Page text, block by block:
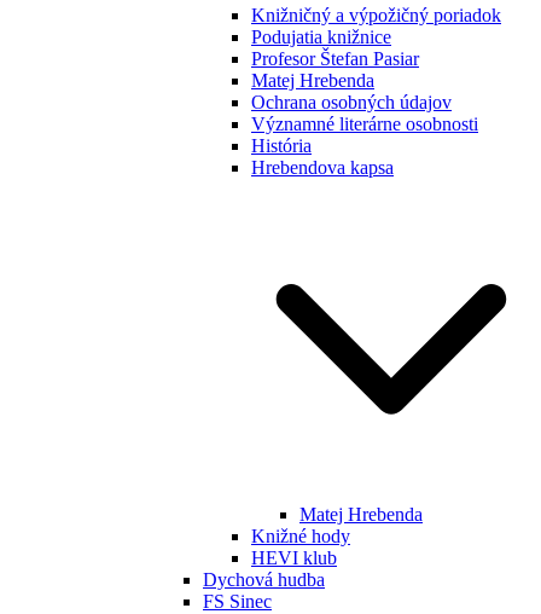
Knižničný a výpožičný poriadok
Podujatia knižnice
Profesor Štefan Pasiar
Matej Hrebenda
Ochrana osobných údajov
Významné literárne osobnosti
História
Hrebendova kapsa
Matej Hrebenda
Knižné hody
HEVI klub
Dychová hudba
FS Sinec